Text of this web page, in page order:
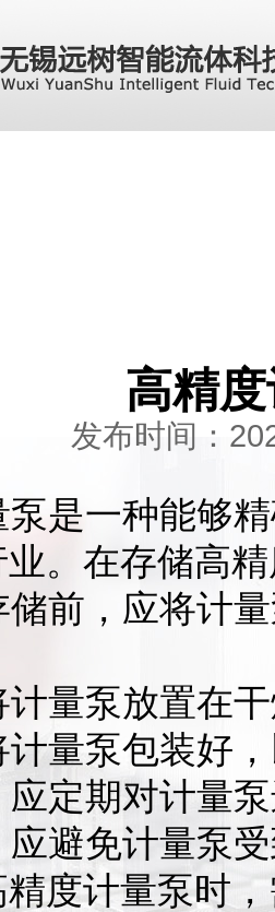
高精
发布时间：
是一种能够
。在存储高
前，应将计
量泵放置在
量泵包装好
定期对计量
避免计量泵
度计量泵时